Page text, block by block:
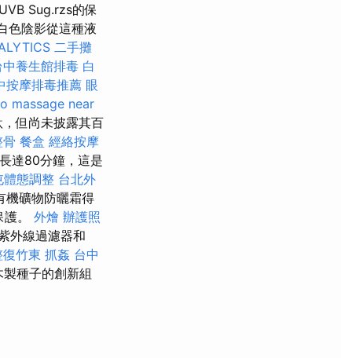
Sug.rzs的保
色陰影從這種液
二手攤
中養生館排毒 白
按摩排毒推薦 眼
massage near
但尚未披露其百
餐盒 經絡按摩
達80分鐘，這是
體態調整 台北外
機礦物防曬霜得
。 外燴 辦護照
外線過濾器和
竹東 抓姦 台中
種子的創新組